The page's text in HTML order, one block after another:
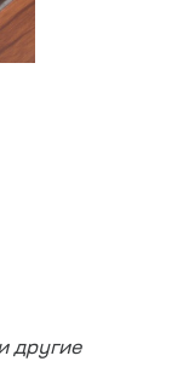
другие